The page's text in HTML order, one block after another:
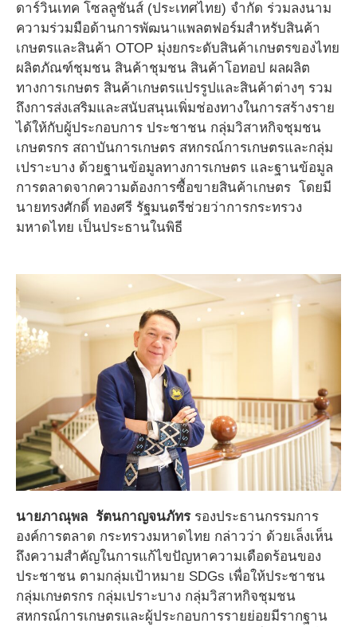
ดาร์วินเทค โซลลูชันส์ (ประเทศไทย) จำกัด ร่วมลงนาม
ความร่วมมือด้านการพัฒนาแพลตฟอร์มสำหรับสินค้า
เกษตรและสินค้า OTOP มุ่งยกระดับสินค้าเกษตรของไทย
ผลิตภัณฑ์ชุมชน สินค้าชุมชน สินค้าโอทอป ผลผลิต
ทางการเกษตร สินค้าเกษตรแปรรูปและสินค้าต่างๆ รวม
ถึงการส่งเสริมและสนับสนุนเพิ่มช่องทางในการสร้างราย
ได้ให้กับผู้ประกอบการ ประชาชน กลุ่มวิสาหกิจชุมชน
เกษตรกร สถาบันการเกษตร สหกรณ์การเกษตรและกลุ่ม
เปราะบาง ด้วยฐานข้อมูลทางการเกษตร และฐานข้อมูล
การตลาดจากความต้องการซื้อขายสินค้าเกษตร โดยมี
นายทรงศักดิ์ ทองศรี รัฐมนตรีช่วยว่าการกระทรวง
มหาดไทย เป็นประธานในพิธี
นายภาณุพล รัตนกาญจนภัทรรองประธานกรรมการ
องค์การตลาด กระทรวงมหาดไทย กล่าวว่า ด้วยเล็งเห็น
ถึงความสำคัญในการแก้ไขปัญหาความเดือดร้อนของ
ประชาชน ตามกลุ่มเป้าหมาย SDGs เพื่อให้ประชาชน
กลุ่มเกษตรกร กลุ่มเปราะบาง กลุ่มวิสาหกิจชุมชน
สหกรณ์การเกษตรและผู้ประกอบการรายย่อยมีรากฐาน